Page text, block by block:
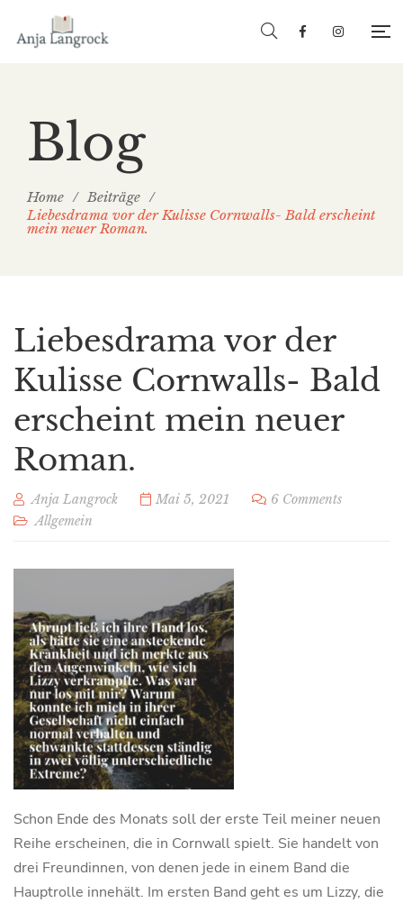
Blog
Home / Beiträge /
Liebesdrama vor der Kulisse Cornwalls- Bald erscheint
mein neuer Roman.
Liebesdrama vor der
Kulisse Cornwalls- Bald
erscheint mein neuer
Roman.
Anja Langrock Mai 5, 2021
6 Comments
Allgemein
Schon Ende des Monats soll der erste Teil meiner neuen
Reihe erscheinen, die in Cornwall spielt. Sie handelt von
drei Freundinnen, von denen jede in einem Band die
Hauptrolle innehält. Im ersten Band geht es um Lizzy, die